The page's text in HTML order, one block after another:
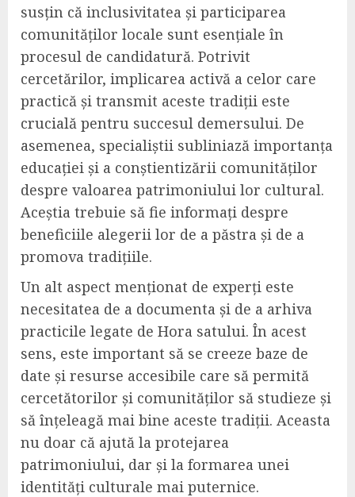
susțin că inclusivitatea și participarea
comunităților locale sunt esențiale în
procesul de candidatură. Potrivit
cercetărilor, implicarea activă a celor care
practică și transmit aceste tradiții este
crucială pentru succesul demersului. De
asemenea, specialiștii subliniază importanța
educației și a conștientizării comunităților
despre valoarea patrimoniului lor cultural.
Aceștia trebuie să fie informați despre
beneficiile alegerii lor de a păstra și de a
promova tradițiile.
Un alt aspect menționat de experți este
necesitatea de a documenta și de a arhiva
practicile legate de Hora satului. În acest
sens, este important să se creeze baze de
date și resurse accesibile care să permită
cercetătorilor și comunităților să studieze și
să înțeleagă mai bine aceste tradiții. Aceasta
nu doar că ajută la protejarea
patrimoniului, dar și la formarea unei
identități culturale mai puternice.